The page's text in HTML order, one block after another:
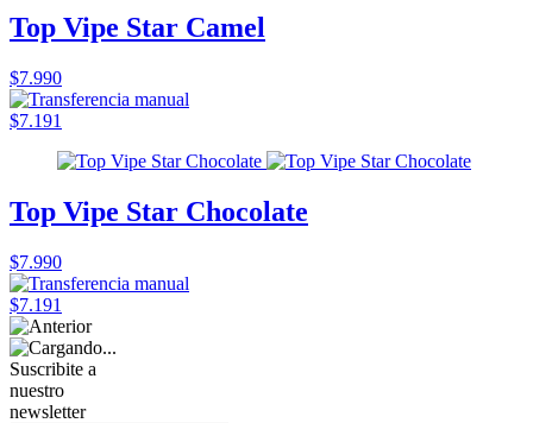
Top Vipe Star Camel
$7.990
$7.191
Top Vipe Star Chocolate
$7.990
$7.191
Suscribite a
nuestro
newsletter